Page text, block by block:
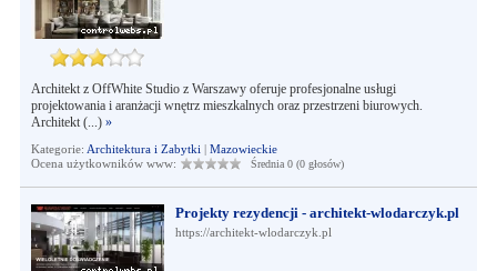
Architekt z OffWhite Studio z Warszawy oferuje profesjonalne usługi
projektowania i aranżacji wnętrz mieszkalnych oraz przestrzeni biurowych.
Architekt (...) »
Kategorie: Architektura i Zabytki | Mazowieckie
Ocena użytkowników www:
Średnia 0 (0 głosów)
Projekty rezydencji - architekt-wlodarczyk.pl
https://architekt-wlodarczyk.pl